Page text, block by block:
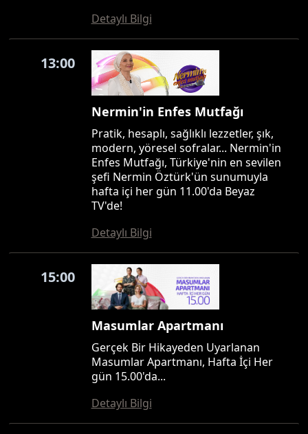
Detaylı Bilgi
13:00
Nermin'in Enfes Mutfağı
Pratik, hesaplı, sağlıklı lezzetler, şık,
modern, yöresel sofralar... Nermin'in
Enfes Mutfağı, Türkiye'nin en sevilen
şefi Nermin Öztürk'ün sunumuyla
hafta içi her gün 11.00'da Beyaz
TV'de!
Detaylı Bilgi
15:00
Masumlar Apartmanı
Gerçek Bir Hikayeden Uyarlanan
Masumlar Apartmanı, Hafta İçi Her
gün 15.00'da...
Detaylı Bilgi